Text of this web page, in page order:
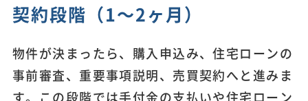
契約段階（1～2ヶ月）
物件が決まったら、購入申込み、住宅ローンの
事前審査、重要事項説明、売買契約へと進みま
す。この段階では手付金の支払いや住宅ローン